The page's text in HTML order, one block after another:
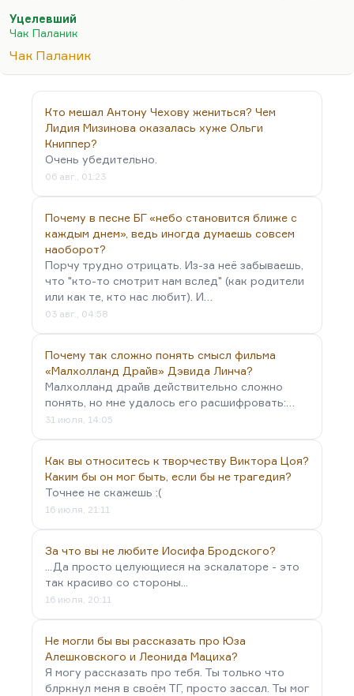
вижу. Про патологию же писать проще.
повседневные механизмы, реакции. На этом же,
собой — на попытке написать роман о служащем
налогового управления. Вот это самое сложное —
преодолеть скуку жизни. А Паланик имеет дело с
патологическими ситуациями. «Бойцовский
клуб» хорошо придуман, «Удушье» хорошо…
Уцелевший
Чак Паланик
Чак Паланик
Кто мешал Антону Чехову жениться? Чем
Лидия Мизинова оказалась хуже Ольги
Книппер?
Очень убедительно.
06 авг., 01:23
Почему в песне БГ «небо становится ближе с
каждым днем», ведь иногда думаешь совсем
наоборот?
Порчу трудно отрицать. Из-за неё забываешь,
что "кто-то смотрит нам вслед" (как родители
или как те, кто нас любит). И…
03 авг., 04:58
Почему так сложно понять смысл фильма
«Малхолланд Драйв» Дэвида Линча?
Малхолланд драйв действительно сложно
понять, но мне удалось его расшифровать:…
31 июля, 14:05
Как вы относитесь к творчеству Виктора Цоя?
Каким бы он мог быть, если бы не трагедия?
Точнее не скажешь :(
16 июля, 21:11
За что вы не любите Иосифа Бродского?
...Да просто целующиеся на эскалаторе - это
так красиво со стороны...
16 июля, 20:11
Не могли бы вы рассказать про Юза
Алешковского и Леонида Мациха?
Я могу рассказать про тебя. Ты только что
блркнул меня в своём ТГ, просто зассал. Ты мог